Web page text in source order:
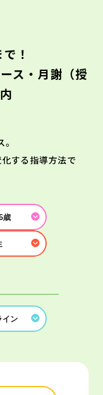
！
ス・月謝（授
する指導方法で
歳
イン